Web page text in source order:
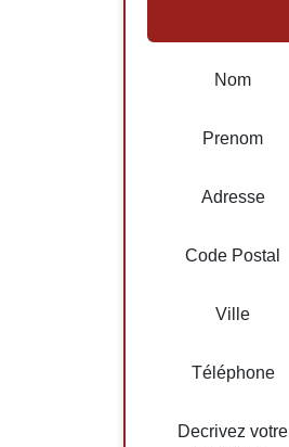
Nom
Prenom
Adresse
Code Postal
Ville
Téléphone
Decrivez votre